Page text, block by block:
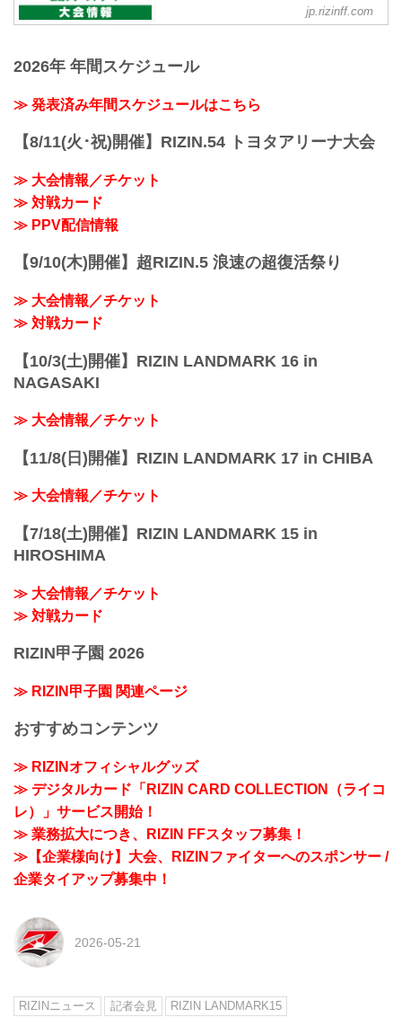
開催日時
／14:00開始（予定）
※開場・開始時間は予定です。決定次第
RIZIN FFオフィシャルサイトにてご案内
します。
ム前」下車
アストラムライン：「県庁前」下車（西2
jp.rizinff.com
2026年 年間スケジュール
≫ 発表済み年間スケジュールはこちら
【8/11(火･祝)開催】RIZIN.54 トヨタアリーナ大会
≫ 大会情報／チケット
≫ 対戦カード
≫ PPV配信情報
【9/10(木)開催】超RIZIN.5 浪速の超復活祭り
≫ 大会情報／チケット
≫ 対戦カード
【10/3(土)開催】RIZIN LANDMARK 16 in
NAGASAKI
≫ 大会情報／チケット
【11/8(日)開催】RIZIN LANDMARK 17 in CHIBA
≫ 大会情報／チケット
【7/18(土)開催】RIZIN LANDMARK 15 in
HIROSHIMA
≫ 大会情報／チケット
≫ 対戦カード
RIZIN甲子園 2026
≫ RIZIN甲子園 関連ページ
おすすめコンテンツ
≫ RIZINオフィシャルグッズ
≫ デジタルカード「RIZIN CARD COLLECTION（ライコ
レ）」サービス開始！
≫ 業務拡大につき、RIZIN FFスタッフ募集！
≫【企業様向け】大会、RIZINファイターへのスポンサー /
企業タイアップ募集中！
2026-05-21
RIZINニュース 記者会見 RIZIN LANDMARK15